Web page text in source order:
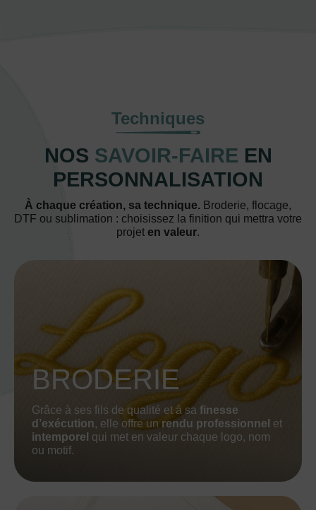
Techniques
NOS SAVOIR-FAIRE EN
PERSONNALISATION
À chaque création, sa technique. Broderie, flocage,
DTF ou sublimation : choisissez la finition qui mettra votre
projet en valeur.
BRODERIE
Grâce à ses fils de qualité et à sa finesse
d’exécution, elle offre un rendu professionnel et
intemporel qui met en valeur chaque logo, nom
ou motif.